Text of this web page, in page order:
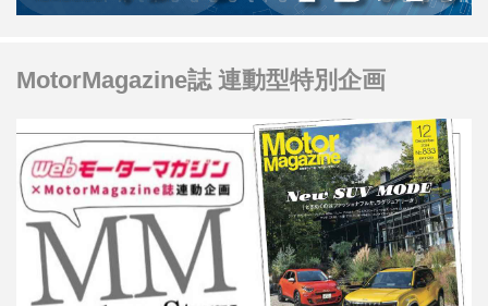
MotorMagazine誌 連動型特別企画